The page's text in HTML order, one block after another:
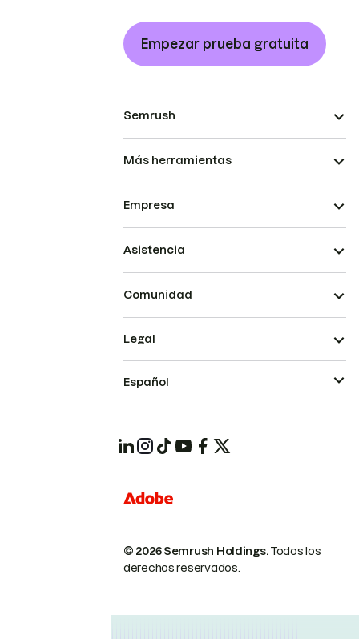
Empezar prueba gratuita
Semrush
Más herramientas
Empresa
Asistencia
Comunidad
© 2026 Semrush Holdings.Todos los
derechos reservados.
Legal
Español